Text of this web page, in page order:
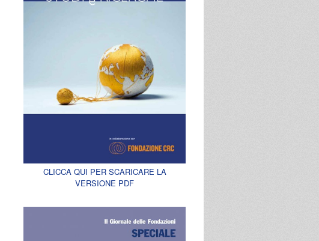
CLICCA QUI PER SCARICARE LA
VERSIONE PDF